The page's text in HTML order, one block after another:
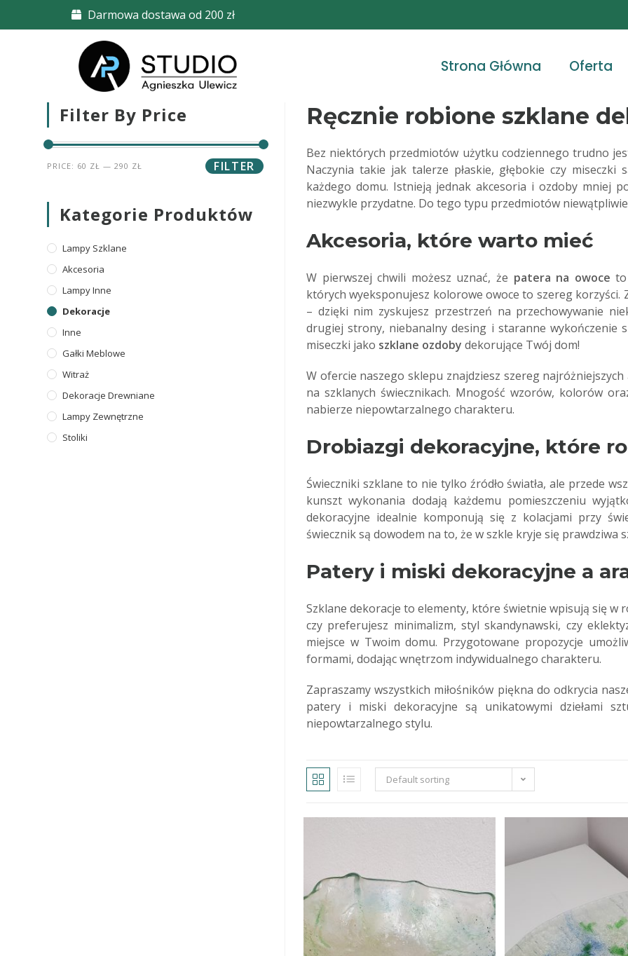
Darmowa dostawa od 200 zł
Strona Główna Oferta
Ręcznie robione szklane
Bez niektórych przedmiotów użytku codziennego trudno
Naczynia takie jak talerze płaskie, głębokie czy miseczki
każdego domu. Istnieją jednak akcesoria i ozdoby mniej
niezwykle przydatne. Do tego typu przedmiotów
Akcesoria, które warto mieć
W pierwszej chwili możesz uznać, że patera na owoce
których wyeksponujesz kolorowe owoce to szereg
– dzięki nim zyskujesz przestrzeń na przechowywanie
drugiej strony, niebanalny desing i staranne wykończenie
miseczki jako szklane ozdoby dekorujące Twój dom!
W ofercie naszego sklepu znajdziesz szereg
na szklanych świecznikach. Mnogość wzorów, kolorów
nabierze niepowtarzalnego charakteru.
Drobiazgi dekoracyjne, które
Świeczniki szklane to nie tylko źródło światła, ale przede
kunszt wykonania dodają każdemu pomieszczeniu
dekoracyjne idealnie komponują się z kolacjami przy
świecznik są dowodem na to, że w szkle kryje się prawdziwa
Patery i miski dekoracyjne a
Szklane dekoracje to elementy, które świetnie wpisują się w
czy preferujesz minimalizm, styl skandynawski, czy
miejsce w Twoim domu. Przygotowane propozycje
formami, dodając wnętrzom indywidualnego charakteru.
Zapraszamy wszystkich miłośników piękna do odkrycia
patery i miski dekoracyjne są unikatowymi dziełami
niepowtarzalnego stylu.
Default sorting
Filter By Price
FILTER
PRICE: 60 ZŁ —290 ZŁ
Kategorie Produktów
Lampy Szklane
Akcesoria
Lampy Inne
Dekoracje
Inne
Gałki Meblowe
Witraż
Dekoracje Drewniane
Lampy Zewnętrzne
Stoliki